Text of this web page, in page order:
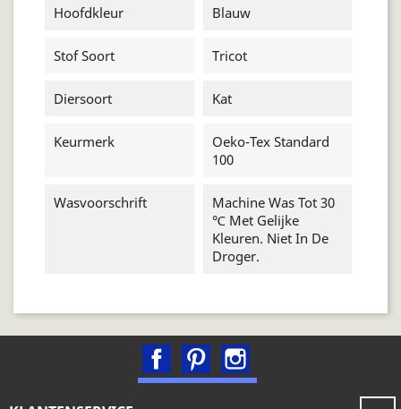
Hoofdkleur
Blauw
Stof Soort Tricot
Diersoort Kat
Keurmerk
Oeko-Tex Standard
100
Wasvoorschrift
Machine Was Tot 30
℃ Met Gelijke
Kleuren. Niet In De
Droger.
FacebookPinterest